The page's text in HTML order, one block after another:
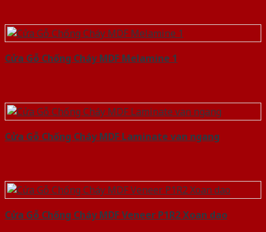
Cửa Gỗ Chống Cháy MDF Melamine 1
Cửa Gỗ Chống Cháy MDF Laminate van ngang
Cửa Gỗ Chống Cháy MDF Veneer P1R2 Xoan dao